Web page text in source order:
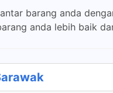
barang anda
anda lebih baik